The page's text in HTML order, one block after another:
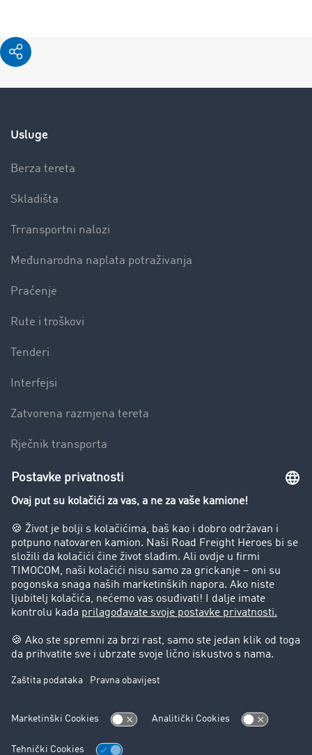
Usluge
Berza tereta
Skladišta
Trransportni nalozi
Međunarodna naplata potraživanja
Praćenje
Rute i troškovi
Tenderi
Interfejsi
Zatvorena razmjena tereta
Rječnik transporta
Preduzeće
Success Stories
Korisnici preporučuju korisnike
Blog
Zabrane vožnje za kamione
Pravni
Impresum